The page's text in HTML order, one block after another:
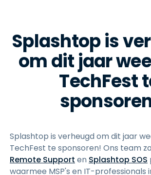
Splashtop is
om dit jaar
TechFest
Splashtop is verheugd om dit jaar
TechFest te sponsoren! Ons team
Remote Support en Splashtop SOS
waarmee MSP's en IT-professionals